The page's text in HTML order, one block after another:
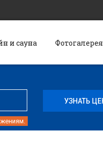
и сауна Фотогалерея